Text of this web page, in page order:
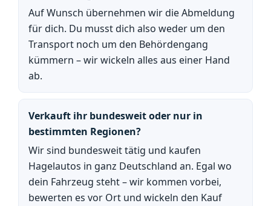
Auf Wunsch übernehmen wir die Abmeldung
für dich. Du musst dich also weder um den
Transport noch um den Behördengang
kümmern – wir wickeln alles aus einer Hand
ab.
Verkauft ihr bundesweit oder nur in
bestimmten Regionen?
Wir sind bundesweit tätig und kaufen
Hagelautos in ganz Deutschland an. Egal wo
dein Fahrzeug steht – wir kommen vorbei,
bewerten es vor Ort und wickeln den Kauf